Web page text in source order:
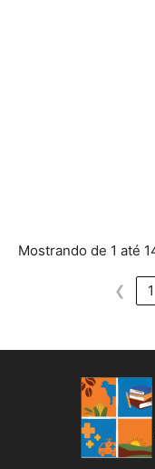
Mostrando de 1 até
❮ 1